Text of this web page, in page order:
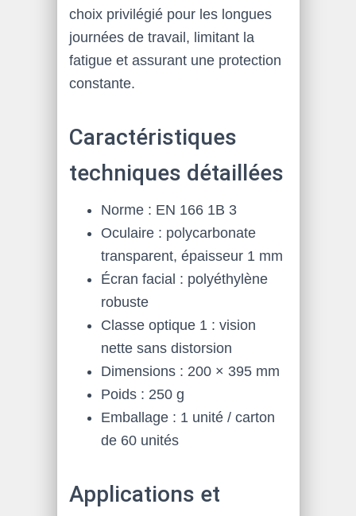
choix privilégié pour les longues
journées de travail, limitant la
fatigue et assurant une protection
constante.
Caractéristiques
techniques détaillées
Norme : EN 166 1B 3
Oculaire : polycarbonate
transparent, épaisseur 1 mm
Écran facial : polyéthylène
robuste
Classe optique 1 : vision
nette sans distorsion
Dimensions : 200 × 395 mm
Poids : 250 g
Emballage : 1 unité / carton
de 60 unités
Applications et